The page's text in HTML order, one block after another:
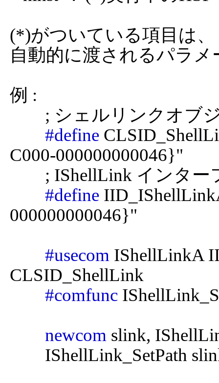
(*)がついている項目は
自動的に渡されるパラ
例 :
#define
C000-000000000046}"
#define
000000000046}"
#usecom IShellLinkA
CLSID_ShellLink
#comfunc
newcom slink,